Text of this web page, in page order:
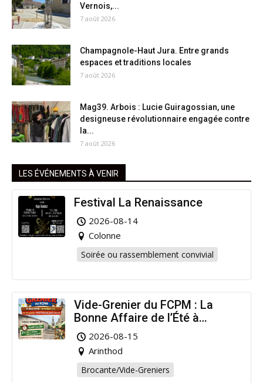
Vernois,...
7 août 2026
Champagnole-Haut Jura. Entre grands
espaces et traditions locales
7 août 2026
Mag39. Arbois : Lucie Guiragossian, une
designeuse révolutionnaire engagée contre
la...
7 août 2026
LES ÉVÉNEMENTS À VENIR
Festival La Renaissance
2026-08-14
Colonne
Soirée ou rassemblement convivial
Vide-Grenier du FCPM : La
Bonne Affaire de l’Été à
Arinthod !
2026-08-15
Arinthod
Brocante/Vide-Greniers